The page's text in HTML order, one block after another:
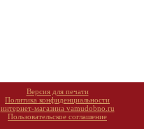
Версия для печати
Политика конфиденциальности
интернет-магазина vamudobno.ru
Пользовательское соглашение